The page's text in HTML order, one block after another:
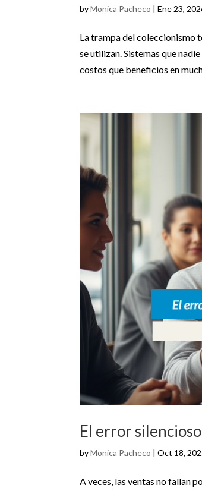
byMonica Pacheco |Ene 23,
La trampa del coleccionismo
se utilizan. Sistemas que
costos que beneficios en
El error
byMonica Pacheco |Oct 18,
A veces, las ventas no fallan